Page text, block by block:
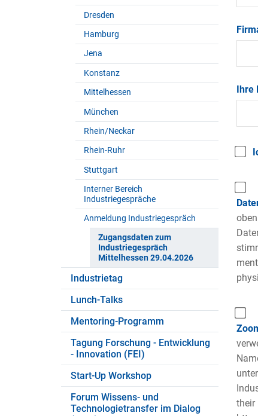
Dresden
Hamburg
Jena
Konstanz
Mittelhessen
München
Rhein/Neckar
Rhein-Ruhr
Stuttgart
Interner Bereich
Industriegespräche
Anmeldung Industriegespräch
Zugangsdaten zum
Industriegespräch
Mittelhessen 29.04.2026
Industrietag
Lunch-Talks
Mentoring-Programm
Tagung Forschung - Entwicklung
- Innovation (FEI)
Start-Up Workshop
Forum Wissens- und
Technologietransfer im Dialog
Ihre
their